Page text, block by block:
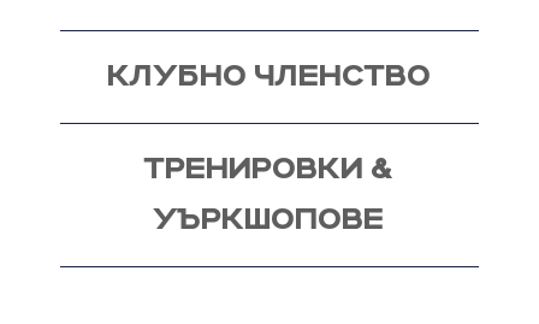
КЛУБНО ЧЛЕНСТВО
ТРЕНИРОВКИ &
УЪРКШОПОВЕ